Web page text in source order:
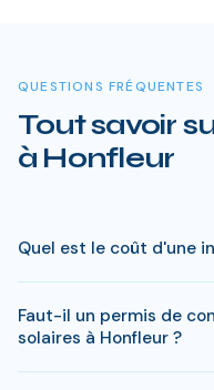
QUESTIONS FRÉQUENTES
Tout savoir
à Honfleur
Quel est le coût d'une
à 9 kWc). Après les aides
(MaPrimeRénov', prime
reste à charge peut
Faut-il un permis de
solaires à Honfleur ?